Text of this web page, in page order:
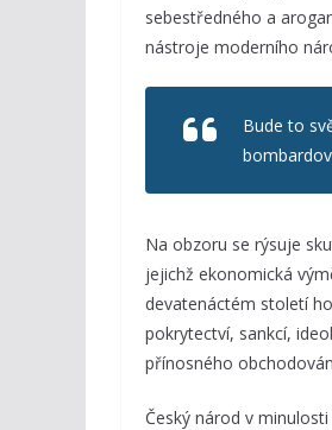
sebestředného a
nástroje moderního
Bude to
Na obzoru se rýsuje
jejichž ekonomická
devatenáctém století
pokrytectví, sankcí,
přínosného
Český národ v